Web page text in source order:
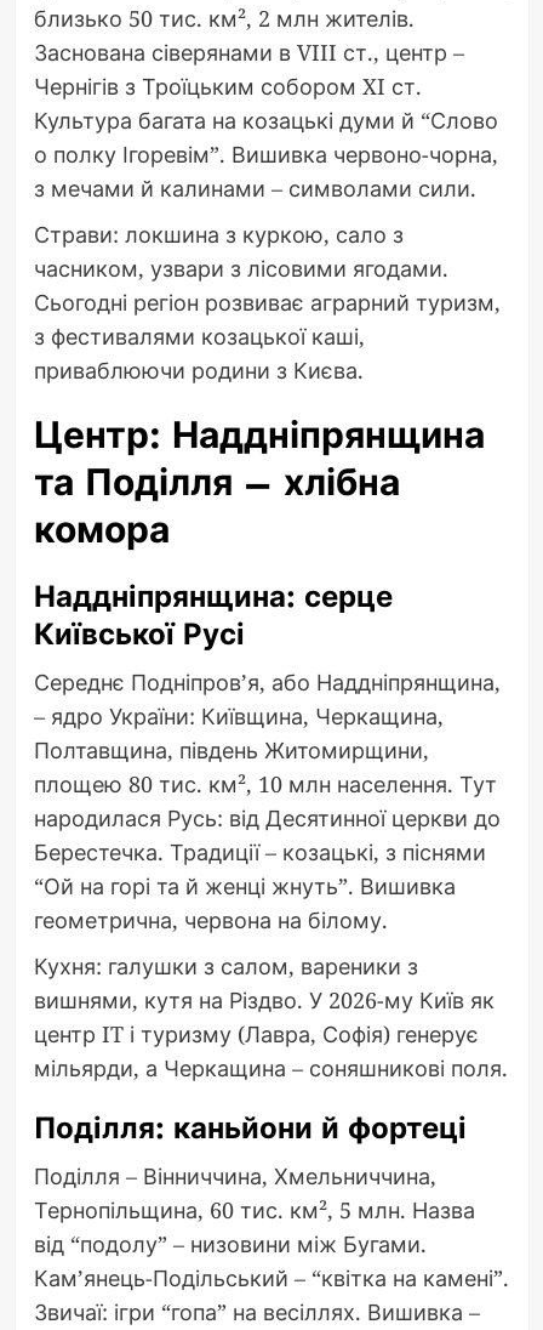
близько 50 тис. км², 2 млн жителів.
Заснована сіверянами в VIII ст., центр –
Чернігів з Троїцьким собором XI ст.
Культура багата на козацькі думи й “Слово
о полку Ігоревім”. Вишивка червоно-чорна,
з мечами й калинами – символами сили.
Страви: локшина з куркою, сало з
часником, узвари з лісовими ягодами.
Сьогодні регіон розвиває аграрний туризм,
з фестивалями козацької каші,
приваблюючи родини з Києва.
Центр: Наддніпрянщина
та Поділля – хлібна
комора
Наддніпрянщина: серце
Київської Русі
Середнє Подніпров’я, або Наддніпрянщина,
– ядро України: Київщина, Черкащина,
Полтавщина, південь Житомирщини,
площею 80 тис. км², 10 млн населення. Тут
народилася Русь: від Десятинної церкви до
Берестечка. Традиції – козацькі, з піснями
“Ой на горі та й женці жнуть”. Вишивка
геометрична, червона на білому.
Кухня: галушки з салом, вареники з
вишнями, кутя на Різдво. У 2026-му Київ як
центр IT і туризму (Лавра, Софія) генерує
мільярди, а Черкащина – соняшникові поля.
Поділля: каньйони й фортеці
Поділля – Вінниччина, Хмельниччина,
Тернопільщина, 60 тис. км², 5 млн. Назва
від “подолу” – низовини між Бугами.
Кам’янець-Подільський – “квітка на камені”.
Звичаї: ігри “гопа” на весіллях. Вишивка –